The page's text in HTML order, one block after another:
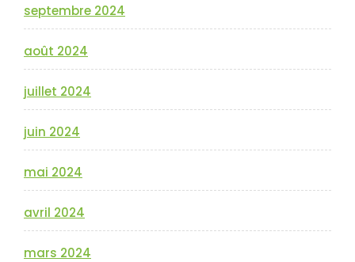
septembre 2024
août 2024
juillet 2024
juin 2024
mai 2024
avril 2024
mars 2024